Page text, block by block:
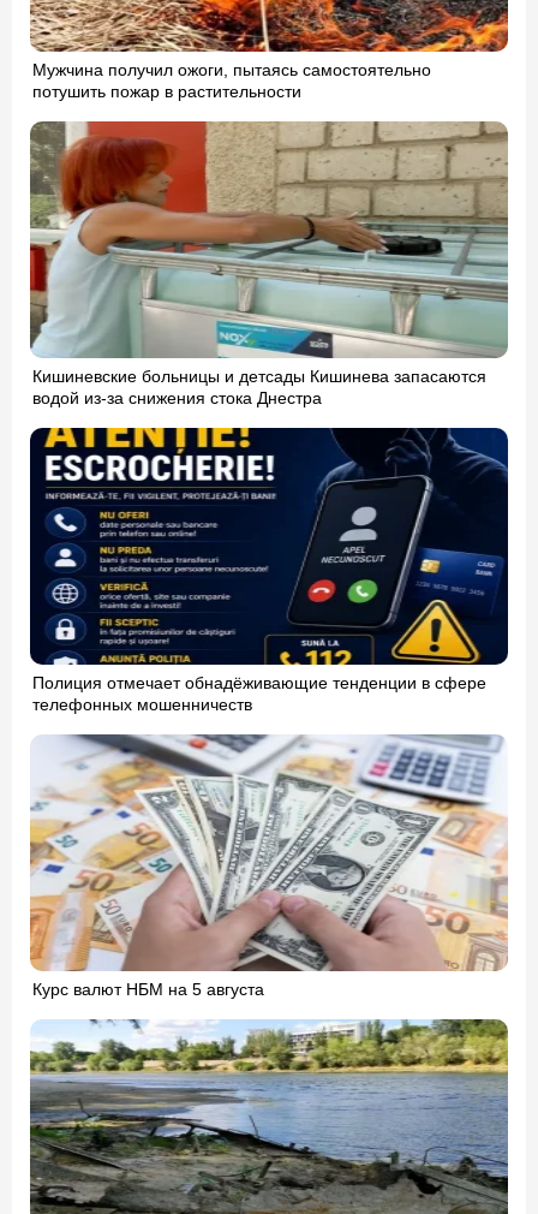
Мужчина получил ожоги, пытаясь самостоятельно
потушить пожар в растительности
Кишиневские больницы и детсады Кишинева запасаются
водой из-за снижения стока Днестра
Полиция отмечает обнадёживающие тенденции в сфере
телефонных мошенничеств
Курс валют НБМ на 5 августа